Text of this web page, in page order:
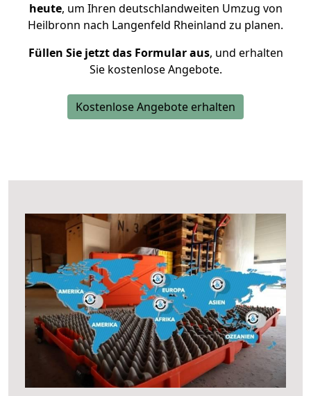
heute, um Ihren deutschlandweiten Umzug von
Heilbronn nach Langenfeld Rheinland zu planen.
Füllen Sie jetzt das Formular aus, und erhalten
Sie kostenlose Angebote.
Kostenlose Angebote erhalten